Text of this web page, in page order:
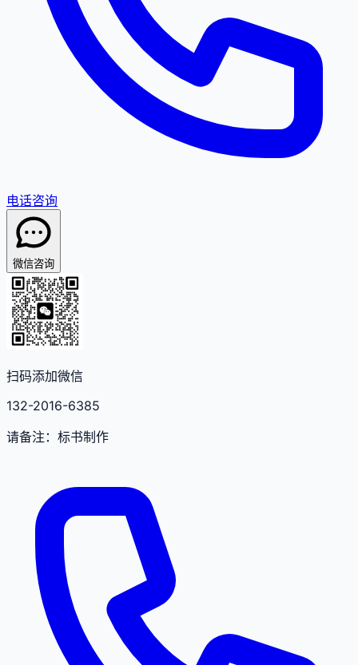
电话咨询
微信咨询
扫码添加微信
132-2016-6385
请备注：标书制作